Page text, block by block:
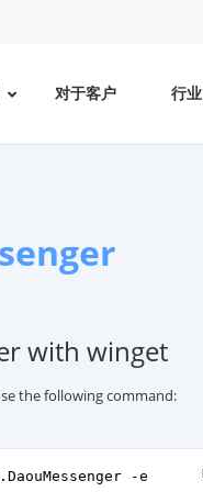
对于客户 行业
with winget
the following command:
-e